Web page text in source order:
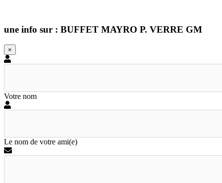
une info sur : BUFFET MAYRO P. VERRE GM
×
Votre nom
Le nom de votre ami(e)